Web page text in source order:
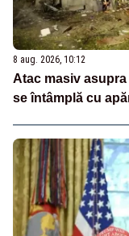
8 aug. 2026, 10:12
Atac masiv
se întâmplă cu